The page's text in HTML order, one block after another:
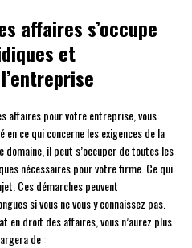
affaires s’occupe
et
affaires pour votre entreprise, vous
ce qui concerne les exigences de la
domaine, il peut s’occuper de toutes les
nécessaires pour votre firme. Ce qui
Ces démarches peuvent
si vous ne vous y connaissez pas.
en droit des affaires, vous n’aurez plus
de :